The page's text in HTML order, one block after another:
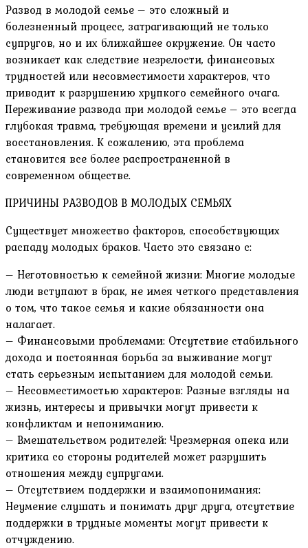
Развод в молодой семье – это сложный и
болезненный процесс, затрагивающий не только
супругов, но и их ближайшее окружение. Он часто
возникает как следствие незрелости, финансовых
трудностей или несовместимости характеров, что
приводит к разрушению хрупкого семейного очага.
Переживание развода при молодой семье – это всегда
глубокая травма, требующая времени и усилий для
восстановления. К сожалению, эта проблема
становится все более распространенной в
современном обществе.
ПРИЧИНЫ РАЗВОДОВ В МОЛОДЫХ СЕМЬЯХ
Существует множество факторов, способствующих
распаду молодых браков. Часто это связано с:
– Неготовностью к семейной жизни: Многие молодые
люди вступают в брак, не имея четкого представления
о том, что такое семья и какие обязанности она
налагает.
– Финансовыми проблемами: Отсутствие стабильного
дохода и постоянная борьба за выживание могут
стать серьезным испытанием для молодой семьи.
– Несовместимостью характеров: Разные взгляды на
жизнь, интересы и привычки могут привести к
конфликтам и непониманию.
– Вмешательством родителей: Чрезмерная опека или
критика со стороны родителей может разрушить
отношения между супругами.
– Отсутствием поддержки и взаимопонимания:
Неумение слушать и понимать друг друга, отсутствие
поддержки в трудные моменты могут привести к
отчуждению.